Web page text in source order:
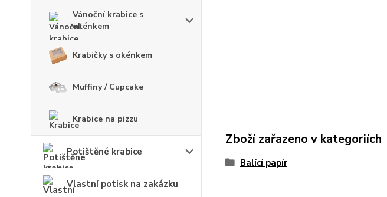
Vánoční krabice s
okénkem
Krabičky s okénkem
Muffiny / Cupcake
Krabice na pizzu
Potištěné krabice
Vlastní potisk na zakázku
Zboží zařazeno v kategoriích
Balící papír